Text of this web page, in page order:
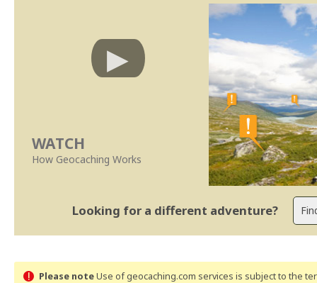
WATCH
How Geocaching Works
Looking for a different adventure?
Please noteUse of geocaching.com services is subject to the